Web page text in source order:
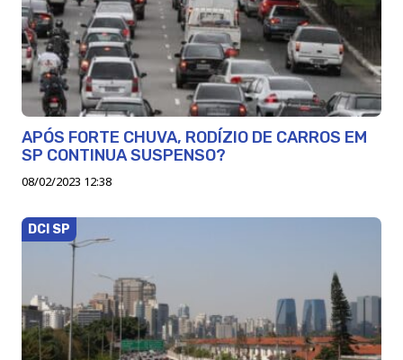
APÓS FORTE CHUVA, RODÍZIO DE CARROS EM
SP CONTINUA SUSPENSO?
08/02/2023 12:38
DCI SP